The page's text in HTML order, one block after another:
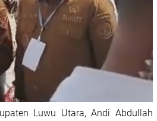
Luwu Utara, Andi Abdullah